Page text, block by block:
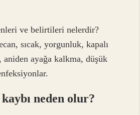
ve belirtileri nelerdir?
sıcak, yorgunluk, kapalı
ayağa kalkma, düşük
neden olur?